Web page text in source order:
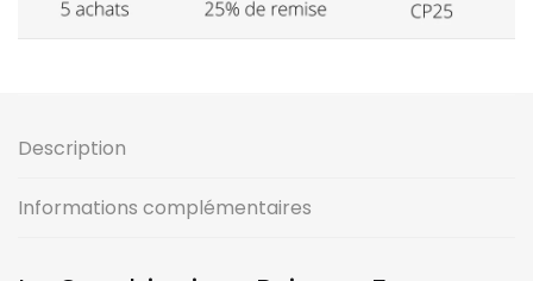
Description
Informations complémentaires